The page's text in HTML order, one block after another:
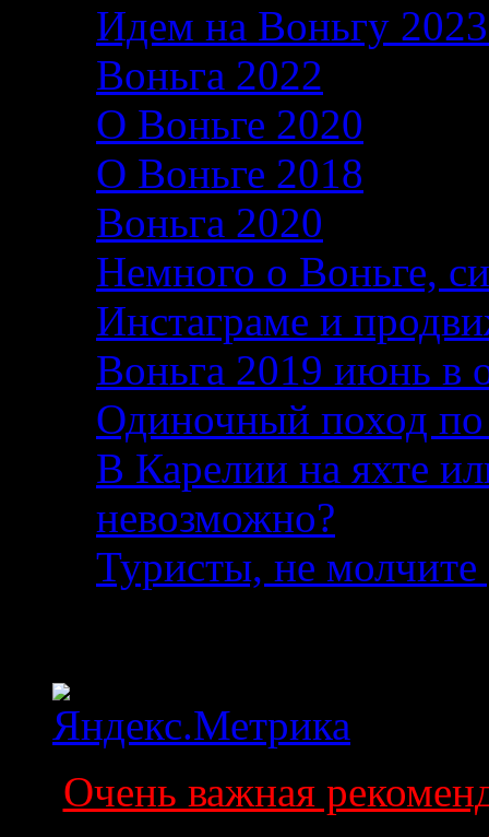
Идем на Воньгу
Воньга 2022
О Воньге 2020
О Воньге 2018
Воньга 2020
Немного о Воньге,
Инстаграме и
Воньга 2019 июнь в
Одиночный поход
В Карелии на яхте
невозможно?
Туристы, не
Очень важная